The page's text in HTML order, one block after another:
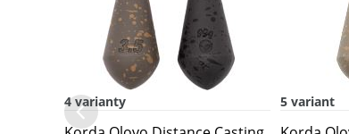
4 varianty 5 variant